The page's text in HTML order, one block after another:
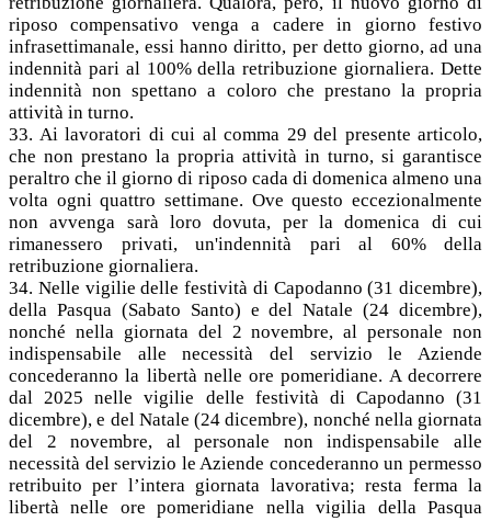
riposo compensativo venga a cadere in giorno festivo
infrasettimanale, essi hanno diritto, per detto giorno, ad una
indennità pari al 100% della retribuzione giornaliera. Dette
indennità non spettano a coloro che prestano la propria
attività in turno.
33. Ai lavoratori di cui al comma 29 del presente articolo,
che non prestano la propria attività in turno, si garantisce
peraltro che il giorno di riposo cada di domenica almeno una
volta ogni quattro settimane. Ove questo eccezionalmente
non avvenga sarà loro dovuta, per la domenica di cui
rimanessero privati, un'indennità pari al 60% della
retribuzione giornaliera.
34. Nelle vigilie delle festività di Capodanno (31 dicembre),
della Pasqua (Sabato Santo) e del Natale (24 dicembre),
nonché nella giornata del 2 novembre, al personale non
indispensabile alle necessità del servizio le Aziende
concederanno la libertà nelle ore pomeridiane. A decorrere
dal 2025 nelle vigilie delle festività di Capodanno (31
dicembre), e del Natale (24 dicembre), nonché nella giornata
del 2 novembre, al personale non indispensabile alle
necessità del servizio le Aziende concederanno un permesso
retribuito per l’intera giornata lavorativa; resta ferma la
libertà nelle ore pomeridiane nella vigilia della Pasqua